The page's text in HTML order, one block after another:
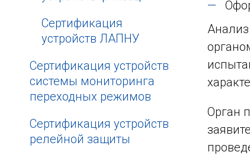
Сертификация
устройств ЛАПНУ
Сертификация устройств
системы мониторинга
переходных режимов
Сертификация устройств
релейной защиты
Орган